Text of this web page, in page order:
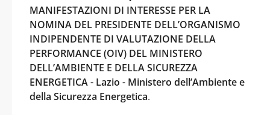
MANIFESTAZIONI DI INTERESSE PER LA
NOMINA DEL PRESIDENTE DELL’ORGANISMO
INDIPENDENTE DI VALUTAZIONE DELLA
PERFORMANCE (OIV) DEL MINISTERO
DELL’AMBIENTE E DELLA SICUREZZA
ENERGETICA - Lazio - Ministero dell’Ambiente e
della Sicurezza Energetica.